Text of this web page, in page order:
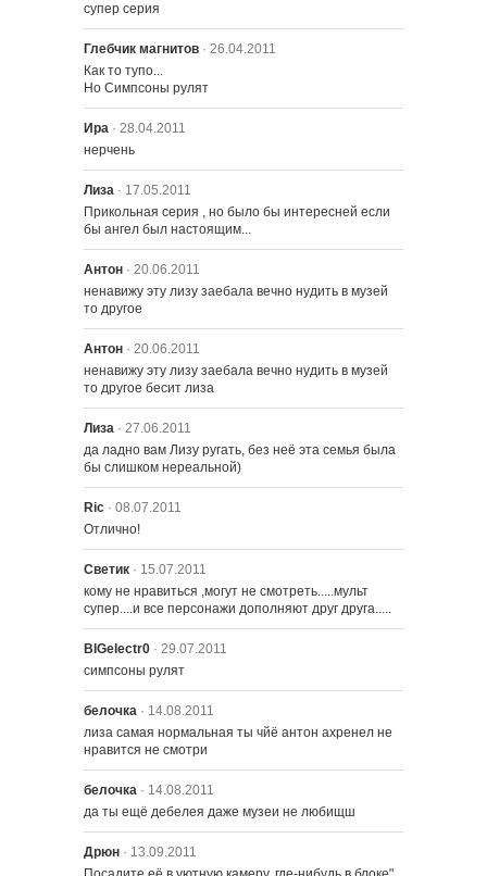
916 – Мошенничество со
страховкой
917 – Лиза Симпсон
918 – Маленький Вигги
921 – Девчушник
922 – Битва титанов
924 – Мы потеряли нашу Лизу
925 – Прирожденные целоваться
супер серия
Глебчик магнитов · 26.04.2011
Как то тупо...
Но Симпсоны рулят
Ира · 28.04.2011
нерчень
Лиза · 17.05.2011
Прикольная серия , но было бы интересней если
бы ангел был настоящим...
Антон · 20.06.2011
ненавижу эту лизу заебала вечно нудить в музей
то другое
Антон · 20.06.2011
ненавижу эту лизу заебала вечно нудить в музей
то другое бесит лиза
Лиза · 27.06.2011
да ладно вам Лизу ругать, без неё эта семья была
бы слишком нереальной)
Ric · 08.07.2011
Отлично!
Светик · 15.07.2011
кому не нравиться ,могут не смотреть.....мульт
супер....и все персонажи дополняют друг друга.....
BIGelectr0 · 29.07.2011
симпсоны рулят
белочка · 14.08.2011
лиза самая нормальная ты чйё антон ахренел не
нравится не смотри
белочка · 14.08.2011
да ты ещё дебелея даже музеи не любищш
Дрюн · 13.09.2011